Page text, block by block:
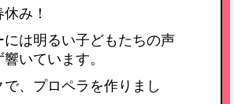
み！
は明るい子どもたちの声
いています。
、プロペラを作りまし